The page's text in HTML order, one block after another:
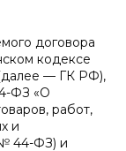
договора
кодексе
— ГК РФ),
ФЗ «О
работ,
и
44-ФЗ) и